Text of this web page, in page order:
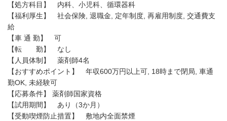
【処方科目】 内科、小児科、循環器科
【福利厚生】 社会保険, 退職金, 定年制度, 再雇用制度, 交通費支
給
【車 通 勤】 可
【転 勤】 なし
【人員体制】 薬剤師4名
【おすすめポイント】 年収600万円以上可, 18時まで閉局, 車通
勤OK, 未経験可
【応募条件】 薬剤師国家資格
【試用期間】 あり（3か月）
【受動喫煙防止措置】 敷地内全面禁煙